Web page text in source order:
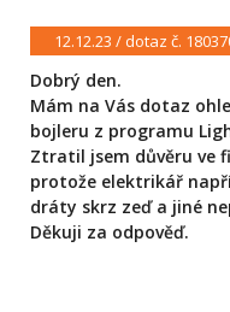
12.12.23 / dotaz č.
Dobrý den.
Mám na Vás dotaz
bojleru z programu
Ztratil jsem důvěru ve
protože elektrikář
dráty skrz zeď a jiné
Děkuji za odpověď.